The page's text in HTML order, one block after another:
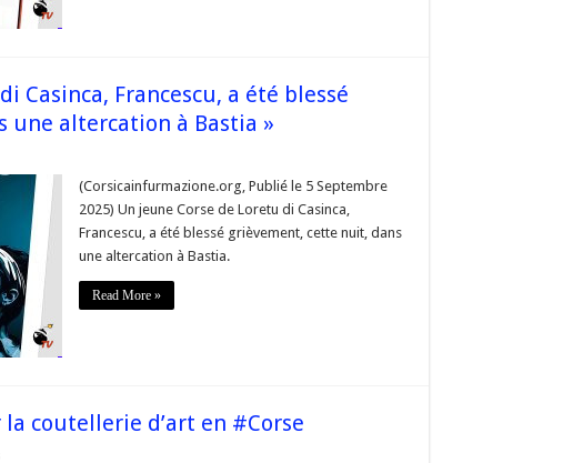
agression
particulièrement
Casinca, Francescu, a été blessé
une altercation à Bastia »
été
»
(Corsicainfurmazione.org, Publié le 5 Septembre
2025) Un jeune Corse de Loretu di Casinca,
Francescu, a été blessé grièvement, cette nuit, dans
une altercation à Bastia.
Read More »
coutellerie d’art en #Corse
sur